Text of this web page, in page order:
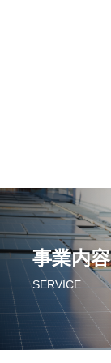
事業内容
SERVICE